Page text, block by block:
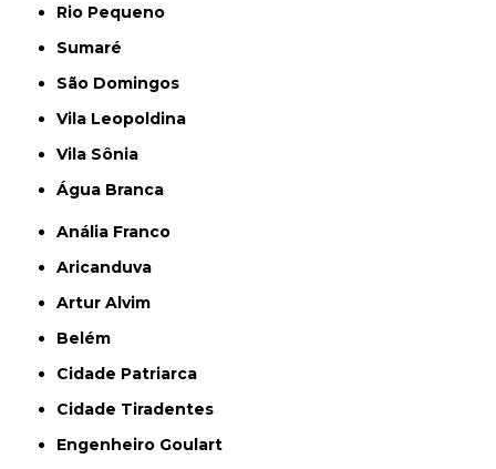
Rio Pequeno
Sumaré
São Domingos
Vila Leopoldina
Vila Sônia
Água Branca
Anália Franco
Aricanduva
Artur Alvim
Belém
Cidade Patriarca
Cidade Tiradentes
Engenheiro Goulart